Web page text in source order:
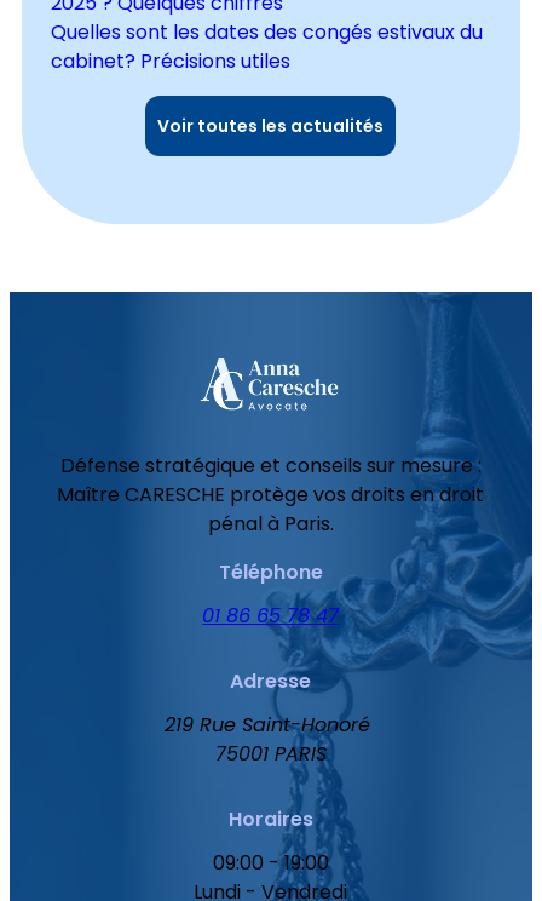
Quelles sont les dates des congés estivaux du
cabinet? Précisions utiles
Voir toutes les actualités
Défense stratégique et conseils sur mesure :
Maître CARESCHE protège vos droits en droit
pénal à Paris.
Téléphone
01 86 65 78 47
Adresse
219 Rue Saint-Honoré
75001 PARIS
Horaires
09:00 - 19:00
Lundi - Vendredi